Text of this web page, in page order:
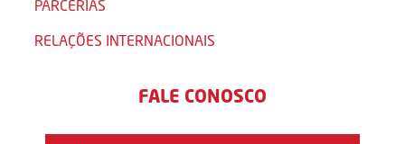
PARCERIAS
RELAÇÕES INTERNACIONAIS
FALE CONOSCO